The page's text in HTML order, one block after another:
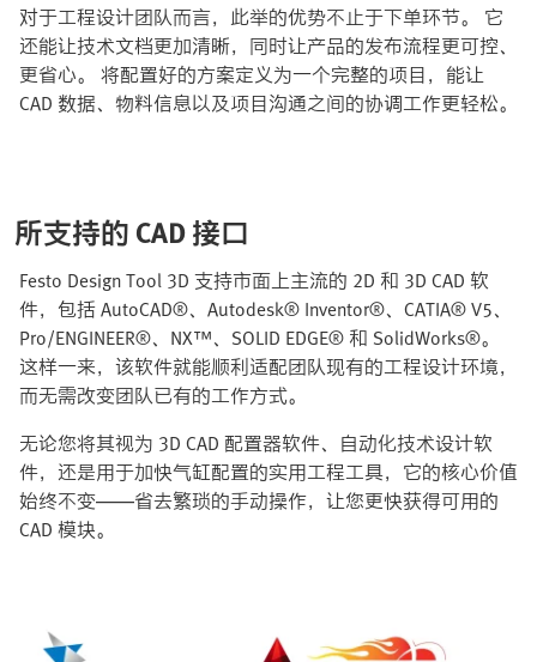
对于工程设计团队而言，此举的优势不止于下单环节。 它
还能让技术文档更加清晰，同时让产品的发布流程更可控、
更省心。 将配置好的方案定义为一个完整的项目，能让
CAD 数据、物料信息以及项目沟通之间的协调工作更轻松。
所支持的 CAD 接口
Festo Design Tool 3D 支持市面上主流的 2D 和 3D CAD 软
件，包括 AutoCAD®、Autodesk® Inventor®、CATIA® V5、
Pro/ENGINEER®、NX™、SOLID EDGE® 和 SolidWorks®。
这样一来，该软件就能顺利适配团队现有的工程设计环境，
而无需改变团队已有的工作方式。
无论您将其视为 3D CAD 配置器软件、自动化技术设计软
件，还是用于加快气缸配置的实用工程工具，它的核心价值
始终不变——省去繁琐的手动操作，让您更快获得可用的
CAD 模块。